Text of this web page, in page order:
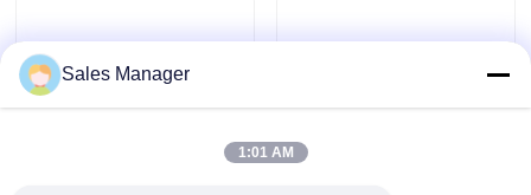
Υποδοχή υποδοχής USB
Sales Manager
1:01 AM